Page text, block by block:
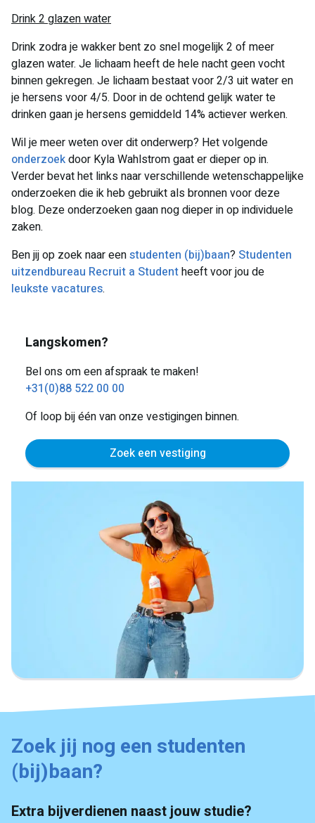
Drink 2 glazen water
Drink zodra je wakker bent zo snel mogelijk 2 of meer
glazen water. Je lichaam heeft de hele nacht geen vocht
binnen gekregen. Je lichaam bestaat voor 2/3 uit water en
je hersens voor 4/5. Door in de ochtend gelijk water te
drinken gaan je hersens gemiddeld 14% actiever werken.
Wil je meer weten over dit onderwerp? Het volgende
onderzoekdoor Kyla Wahlstrom gaat er dieper op in.
Verder bevat het links naar verschillende wetenschappelijke
onderzoeken die ik heb gebruikt als bronnen voor deze
blog. Deze onderzoeken gaan nog dieper in op individuele
zaken.
Ben jij op zoek naar eenstudenten (bij)baan? Studenten
uitzendbureau Recruit a Studentheeft voor jou de
leukste vacatures.
Langskomen?
Bel ons om een afspraak te maken!
+31(0)88 522 00 00
Of loop bij één van onze vestigingen binnen.
Zoek een vestiging
Zoek jij nog een studenten
(bij)baan?
Extra bijverdienen naast jouw studie?